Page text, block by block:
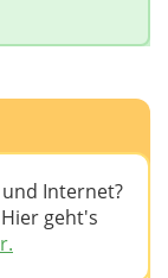
Internet?
geht's